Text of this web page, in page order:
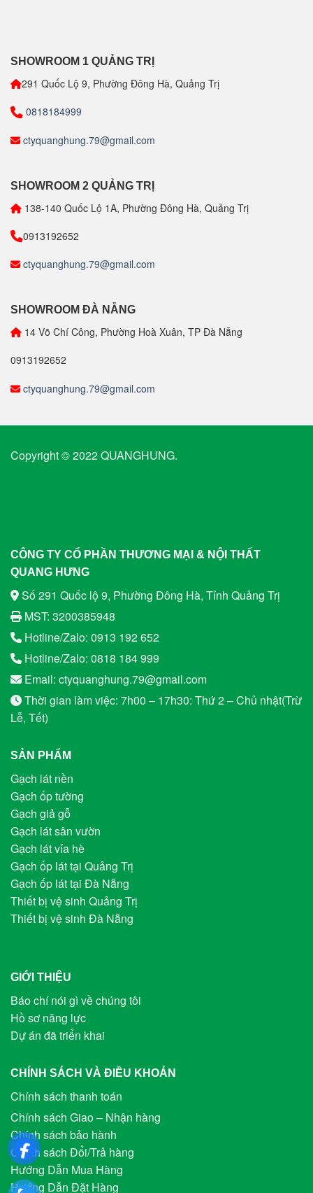
SHOWROOM 1 QUẢNG TRỊ
291 Quốc Lộ 9, Phường Đông Hà, Quảng Trị
0818184999
ctyquanghung.79@gmail.com
SHOWROOM 2 QUẢNG TRỊ
138-140 Quốc Lộ 1A, Phường Đông Hà, Quảng Trị
0913192652
ctyquanghung.79@gmail.com
SHOWROOM ĐÀ NẴNG
14 Võ Chí Công, Phường Hoà Xuân, TP Đà Nẵng
0913192652
ctyquanghung.79@gmail.com
Copyright © 2022 QUANGHUNG.
CÔNG TY CỔ PHẦN THƯƠNG MẠI & NỘI THẤT
QUANG HƯNG
Số 291 Quốc lộ 9, Phường Đông Hà, Tỉnh Quảng Trị
MST: 3200385948
Hotline/Zalo: 0913 192 652
Hotline/Zalo: 0818 184 999
Email: ctyquanghung.79@gmail.com
Thời gian làm việc: 7h00 – 17h30: Thứ 2 – Chủ nhật(Trừ
Lễ, Tết)
SẢN PHẨM
Gạch lát nền
Gạch ốp tường
Gạch giả gỗ
Gạch lát sân vườn
Gạch lát vỉa hè
Gạch ốp lát tại Quảng Trị
Gạch ốp lát tại Đà Nẵng
Thiết bị vệ sinh Quảng Trị
Thiết bị vệ sinh Đà Nẵng
GIỚI THIỆU
Báo chí nói gì về chúng tôi
Hồ sơ năng lực
Dự án đã triển khai
CHÍNH SÁCH VÀ ĐIỀU KHOẢN
Chính sách thanh toán
Chính sách Giao – Nhận hàng
Chính sách bảo hành
Chính sách Đổi/Trả hàng
Hướng Dẫn Mua Hàng
Hướng Dẫn Đặt Hàng